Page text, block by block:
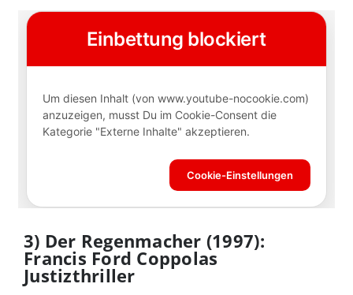
3) Der Regenmacher (1997):
Francis Ford Coppolas
Justizthriller